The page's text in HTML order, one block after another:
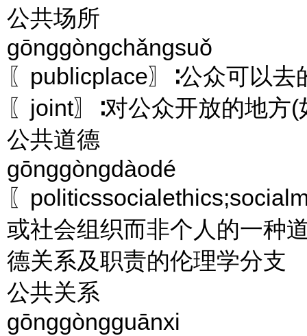
公共场所
gōnggòngchǎngsuǒ
〖publicplace〗∶公众可以去
〖joint〗∶对公众开放的地方
公共道德
gōnggòngdàodé
〖
或社会组织而非个人的一种
德关系及职责的伦理学分支
公共关系
gōnggòngguānxi